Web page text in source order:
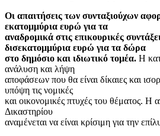
Οι απαιτήσεις των συνταξιούχων
εκατομμύρια ευρώ για τα
αναδρομικά στις επικουρικές
δισεκατομμύρια ευρώ για τα δώρα
στο δημόσιο και ιδιωτικό τομέα. Η
ανάλυση και λήψη
αποφάσεων που θα είναι δίκαιες και
υπόψη τις νομικές
και οικονομικές πτυχές του θέματος.
Δικαστηρίου
αναμένεται να είναι κρίσιμη για την